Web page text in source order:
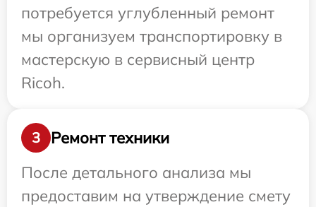
потребуется углубленный ремонт
мы организуем транспортировку в
мастерскую в сервисный центр
Ricoh.
3
Ремонт техники
После детального анализа мы
предоставим на утверждение смету